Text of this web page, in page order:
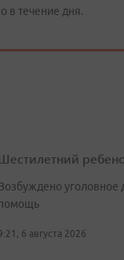
в течение дня.
уголовное
6 августа 2026